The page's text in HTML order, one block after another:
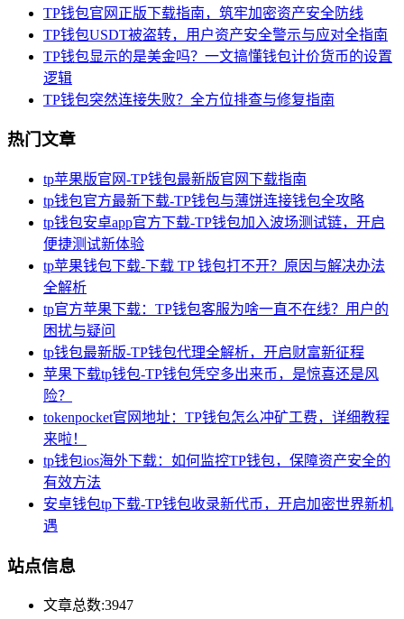
TP钱包官网正版下载指南，筑牢加密资产安全防线
TP钱包USDT被盗转，用户资产安全警示与应对全指南
TP钱包显示的是美金吗？一文搞懂钱包计价货币的设置
逻辑
TP钱包突然连接失败？全方位排查与修复指南
热门文章
tp苹果版官网-TP钱包最新版官网下载指南
tp钱包官方最新下载-TP钱包与薄饼连接钱包全攻略
tp钱包安卓app官方下载-TP钱包加入波场测试链，开启
便捷测试新体验
tp苹果钱包下载-下载 TP 钱包打不开？原因与解决办法
全解析
tp官方苹果下载：TP钱包客服为啥一直不在线？用户的
困扰与疑问
tp钱包最新版-TP钱包代理全解析，开启财富新征程
苹果下载tp钱包-TP钱包凭空多出来币，是惊喜还是风
险？
tokenpocket官网地址：TP钱包怎么冲矿工费，详细教程
来啦！
tp钱包ios海外下载：如何监控TP钱包，保障资产安全的
有效方法
安卓钱包tp下载-TP钱包收录新代币，开启加密世界新机
遇
站点信息
文章总数:3947